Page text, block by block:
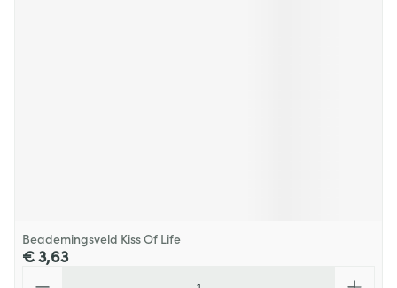
Beademingsveld Kiss Of Life
€ 3,63